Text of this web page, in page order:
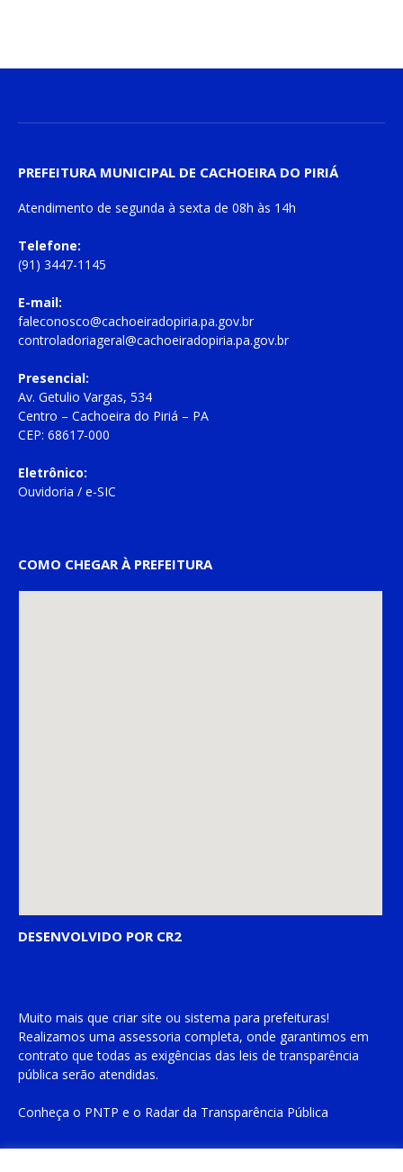
PREFEITURA MUNICIPAL DE CACHOEIRA DO PIRIÁ
Atendimento de segunda à sexta de 08h às 14h
Telefone:
(91) 3447-1145
E-mail:
faleconosco@cachoeiradopiria.pa.gov.br
controladoriageral@cachoeiradopiria.pa.gov.br
Presencial:
Av. Getulio Vargas, 534
Centro – Cachoeira do Piriá – PA
CEP: 68617-000
Eletrônico:
Ouvidoria / e-SIC
COMO CHEGAR À PREFEITURA
DESENVOLVIDO POR CR2
Muito mais que criar site ou sistema para prefeituras!
Realizamos uma assessoria completa, onde garantimos em
contrato que todas as exigências das leis de transparência
pública serão atendidas.
Conheça o PNTP e o Radar da Transparência Pública